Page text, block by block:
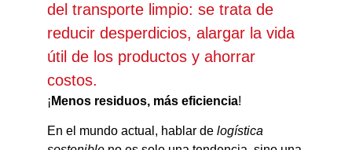
del transporte limpio: se trata de
reducir desperdicios, alargar la vida
útil de los productos y ahorrar
costos.
¡ Menos residuos, más eficiencia!
En el mundo actual, hablar de logística